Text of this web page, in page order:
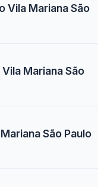
Vila Mariana São
Mariana São
São Paulo